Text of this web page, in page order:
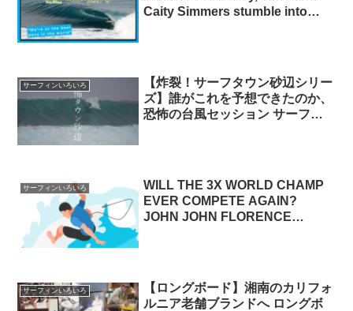
Caity Simmers stumble into
サーフィンいろいろ
【炸裂！サーフタウン砂辺シリー
ズ】誰がこれを予想できたのか、
恐怖の台風セッション サーフィ
サーフィンいろいろ
WILL THE 3X WORLD CHAMP
EVER COMPETE AGAIN?
JOHN JOHN FLORENCE
サーフィンいろいろ
【ロングボード】湘南のカリフォ
ルニア老舗ブランドへ ロングボ